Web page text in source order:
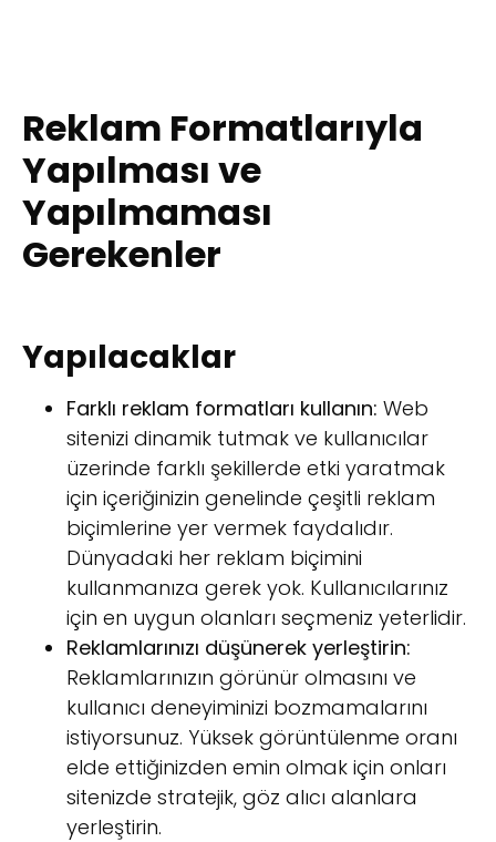
Reklam Formatlarıyla
Yapılması ve
Yapılmaması
Gerekenler
Yapılacaklar
Farklı reklam formatları kullanın: Web
sitenizi dinamik tutmak ve kullanıcılar
üzerinde farklı şekillerde etki yaratmak
için içeriğinizin genelinde çeşitli reklam
biçimlerine yer vermek faydalıdır.
Dünyadaki her reklam biçimini
kullanmanıza gerek yok. Kullanıcılarınız
için en uygun olanları seçmeniz yeterlidir.
Reklamlarınızı düşünerek yerleştirin:
Reklamlarınızın görünür olmasını ve
kullanıcı deneyiminizi bozmamalarını
istiyorsunuz. Yüksek görüntülenme oranı
elde ettiğinizden emin olmak için onları
sitenizde stratejik, göz alıcı alanlara
yerleştirin.